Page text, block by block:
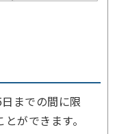
までの間に限
ができます。